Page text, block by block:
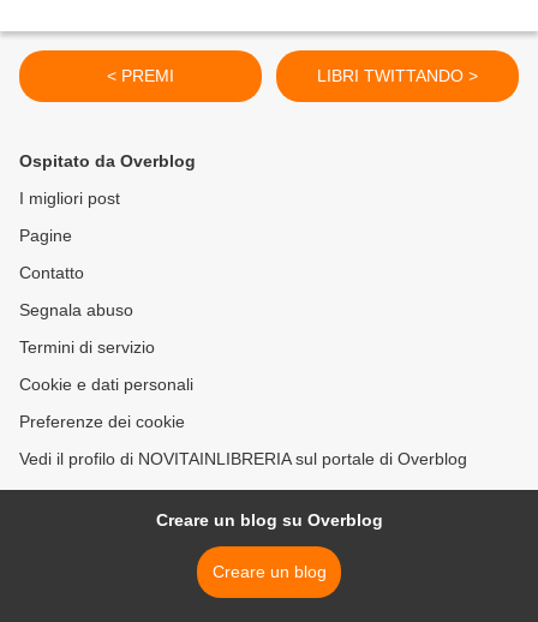
< PREMI LIBRI TWITTANDO >
Ospitato da Overblog
I migliori post
Pagine
Contatto
Segnala abuso
Termini di servizio
Cookie e dati personali
Preferenze dei cookie
Vedi il profilo di NOVITAINLIBRERIA sul portale di Overblog
Creare un blog su Overblog
Creare un blog